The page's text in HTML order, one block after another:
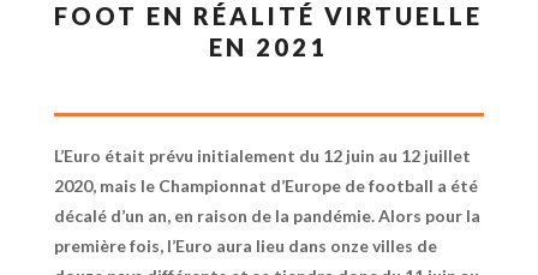
FOOT EN RÉALITÉ VIRTUELLE
EN 2021
L’Euro était prévu initialement du 12 juin au 12 juillet
2020, mais le Championnat d’Europe de football a été
décalé d’un an, en raison de la pandémie. Alors pour la
première fois, l’Euro aura lieu dans onze villes de